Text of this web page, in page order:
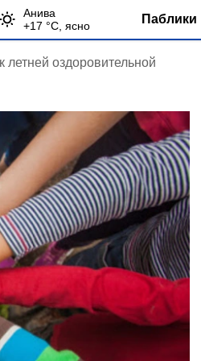
Анива
+17 °С, ясно Паблики
летней оздоровительной